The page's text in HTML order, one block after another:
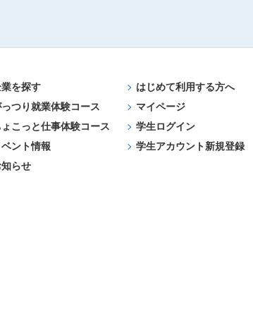
を探す
つり就業体験コース
ょこっと仕事体験コース
ベント情報
知らせ
はじめて利用する方へ
マイページ
学生ログイン
学生アカウント新規登録